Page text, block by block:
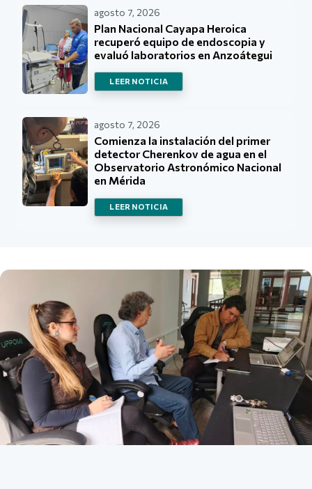
Listado de noticias
agosto 7, 2026
Plan Nacional Cayapa Heroica
recuperó equipo de endoscopia y
evaluó laboratorios en Anzoátegui
LEER NOTICIA
agosto 7, 2026
Comienza la instalación del primer
detector Cherenkov de agua en el
Observatorio Astronómico Nacional
en Mérida
LEER NOTICIA